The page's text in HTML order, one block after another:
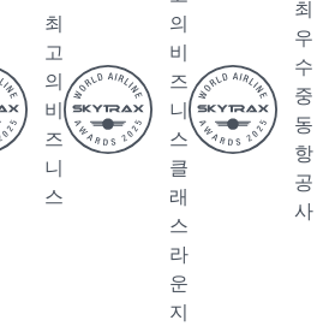
최
고
의
비
즈
니
스
의
비
즈
니
스
클
래
스
라
운
지
최
우
수
중
동
항
공
사